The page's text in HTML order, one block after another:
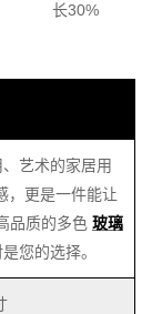
长30%
艺术的家居用
，更是一件能让
品质的多色 玻璃
您的选择。